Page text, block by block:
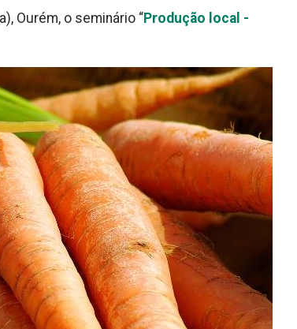
Ourém, o seminário “Produção local -